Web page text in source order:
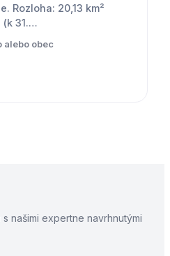
Rozloha: 20,13 km²
(k 31.…
alebo obec
našimi expertne navrhnutými